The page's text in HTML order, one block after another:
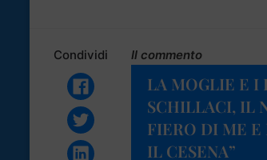
Condividi Il commento
LA MOGLIE E I
SCHILLACI, IL
FIERO DI ME
IL CESENA”